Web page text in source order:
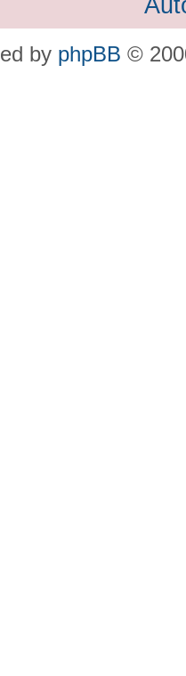
by phpBB ©